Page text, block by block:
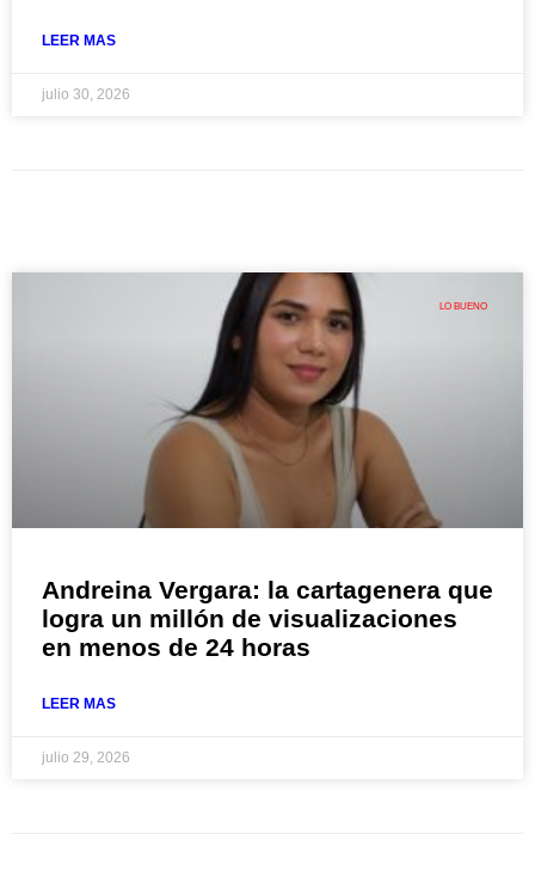
LEER MAS
julio 30, 2026
LO BUENO
Andreina Vergara: la cartagenera que
logra un millón de visualizaciones
en menos de 24 horas
LEER MAS
julio 29, 2026